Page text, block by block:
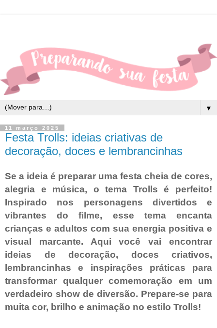
▼
11 março 2025
Festa Trolls: ideias criativas de
decoração, doces e lembrancinhas
Se a ideia é preparar uma festa cheia de cores,
alegria e música, o tema Trolls é perfeito!
Inspirado nos personagens divertidos e
vibrantes do filme, esse tema encanta
crianças e adultos com sua energia positiva e
visual marcante. Aqui você vai encontrar
ideias de decoração, doces criativos,
lembrancinhas e inspirações práticas para
transformar qualquer comemoração em um
verdadeiro show de diversão. Prepare-se para
muita cor, brilho e animação no estilo Trolls!